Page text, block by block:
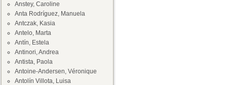
Anstey, Caroline
Anta Rodríguez, Manuela
Antczak, Kasia
Antelo, Marta
Antín, Estela
Antinori, Andrea
Antista, Paola
Antoine-Andersen, Véronique
Antolín Villota, Luisa